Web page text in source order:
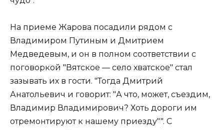
На приеме Жарова посадили рядом с
Владимиром Путиным и Дмитрием
Медведевым, и он в полном соответствии с
поговоркой "Вятское — село хватское" стал
зазывать их в гости. "Тогда Дмитрий
Анатольевич и говорит: "А что, может, съездим,
Владимир Владимирович? Хоть дороги им
отремонтируют к нашему приезду"". С